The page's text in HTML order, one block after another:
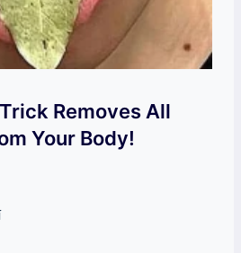
Removes All
Your Body!